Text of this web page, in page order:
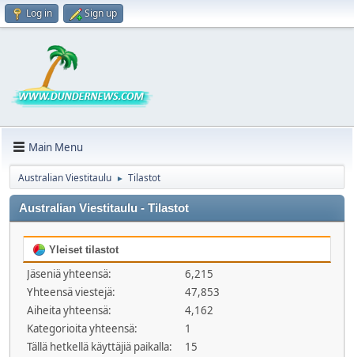
Log in Sign up
Main Menu
Australian Viestitaulu ► Tilastot
Australian Viestitaulu - Tilastot
Yleiset tilastot
Jäseniä yhteensä:
6,215
Yhteensä viestejä:
47,853
Aiheita yhteensä:
4,162
Kategorioita yhteensä:
1
Tällä hetkellä käyttäjiä paikalla:
15